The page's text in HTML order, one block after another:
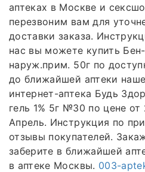
аптеках в Москве и
перезвоним вам для
доставки заказа.
нас вы можете купить
наруж.прим. 50г по
до ближайшей аптеки
интернет-аптека Будь
гель 1% 5г №30 по цене от
Апрель. Инструкция по
отзывы покупателей.
заберите в ближайшей
в аптеке Москвы. 003-